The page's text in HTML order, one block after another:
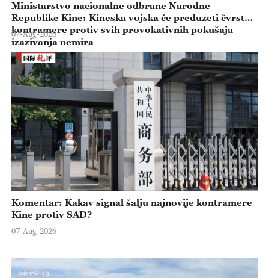
Ministarstvo nacionalne odbrane Narodne
Republike Kine: Kineska vojska će preduzeti čvrste
kontramere protiv svih provokativnih pokušaja
izazivanja nemira
07-Aug-2026
Komentar: Kakav signal šalju najnovije kontramere
Kine protiv SAD?
07-Aug-2026